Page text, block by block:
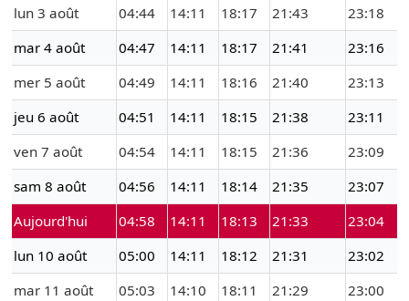
lun 3 août 04:44 14:11 18:17 21:43
23:18
mar 4 août
04:47 14:11 18:17 21:41
23:16
mer 5 août
04:49 14:11 18:16 21:40
23:13
jeu 6 août
04:51 14:11 18:15 21:38
23:11
ven 7 août
04:54 14:11 18:15 21:36
23:09
sam 8 août
04:56 14:11 18:14 21:35
23:07
Aujourd'hui
04:58 14:11 18:13 21:33
23:04
lun 10 août
05:00 14:11 18:12 21:31
23:02
mar 11 août
05:03 14:10 18:11 21:29
23:00